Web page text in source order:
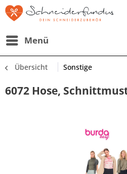
Menü
Übersicht Sonstige
6072 Hose,